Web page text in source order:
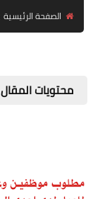
الصفحة الرئيسية
محتويات المقال